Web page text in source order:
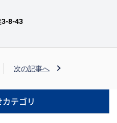
3-8-43
次の記事へ
テゴリ